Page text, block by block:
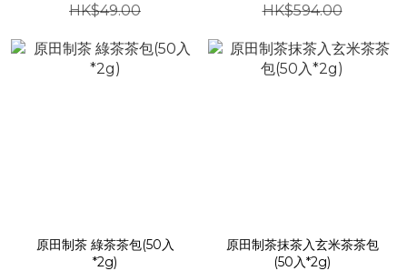
HK$49.00
HK$594.00
原田制茶 綠茶茶包(50入
*2g)
原田制茶抹茶入玄米茶茶包
(50入*2g)